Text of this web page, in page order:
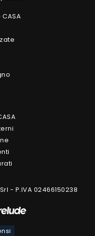
CASA
- P.IVA 02466150238